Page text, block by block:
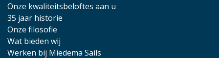
Onze kwaliteitsbeloftes aan u
35 jaar historie
Onze filosofie
Wat bieden wij
Werken bij Miedema Sails